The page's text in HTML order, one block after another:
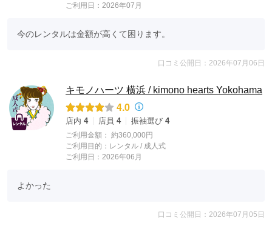
ご利用日：2026年07月
今のレンタルは金額が高くて困ります。
口コミ公開日：2026年07月06日
キモノハーツ 横浜 / kimono hearts Yokohama
4.0
店内 4 店員 4 振袖選び 4
ご利用金額： 約360,000円
ご利用目的： レンタル / 成人式
ご利用日：2026年06月
よかった
口コミ公開日：2026年07月05日